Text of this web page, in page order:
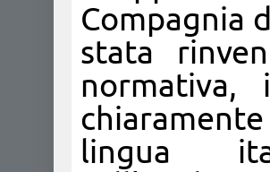
Compagnia
stata
lingua